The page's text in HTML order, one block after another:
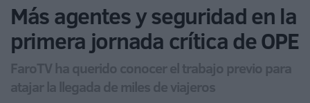
Más agentes y seguridad en la
primera jornada crítica de OPE
FaroTV ha querido conocer el trabajo previo para
atajar la llegada de miles de viajeros